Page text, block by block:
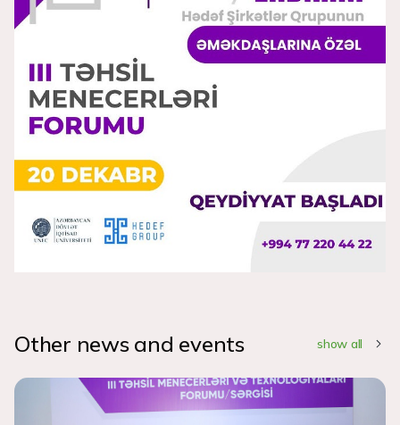
Other news and events show all